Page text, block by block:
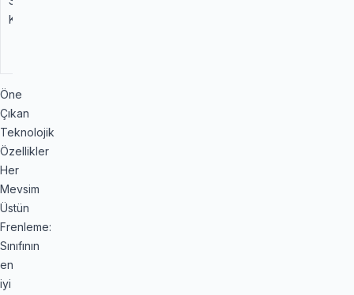
Kararlılığı
Öne
Çıkan
Teknolojik
Özellikler
Her
Mevsim
Üstün
Frenleme:
Sınıfının
en
iyi